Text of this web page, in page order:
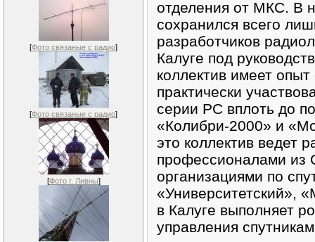
[Фото связаные с радио]
[Фото связаные с радио]
[Фото г. Ливны]
отделения от МКС. В
сохранился всего
разработчиков
Калуге под
коллектив имеет
практически
серии РС вплоть до
«Колибри-2000» и
это коллектив ведет
профессионалами
организациями по
«Университетский»,
в Калуге выполняет
управления